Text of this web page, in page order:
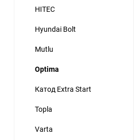
HITEC
Hyundai Bolt
Mutlu
Optima
Катод Extra Start
Topla
Varta